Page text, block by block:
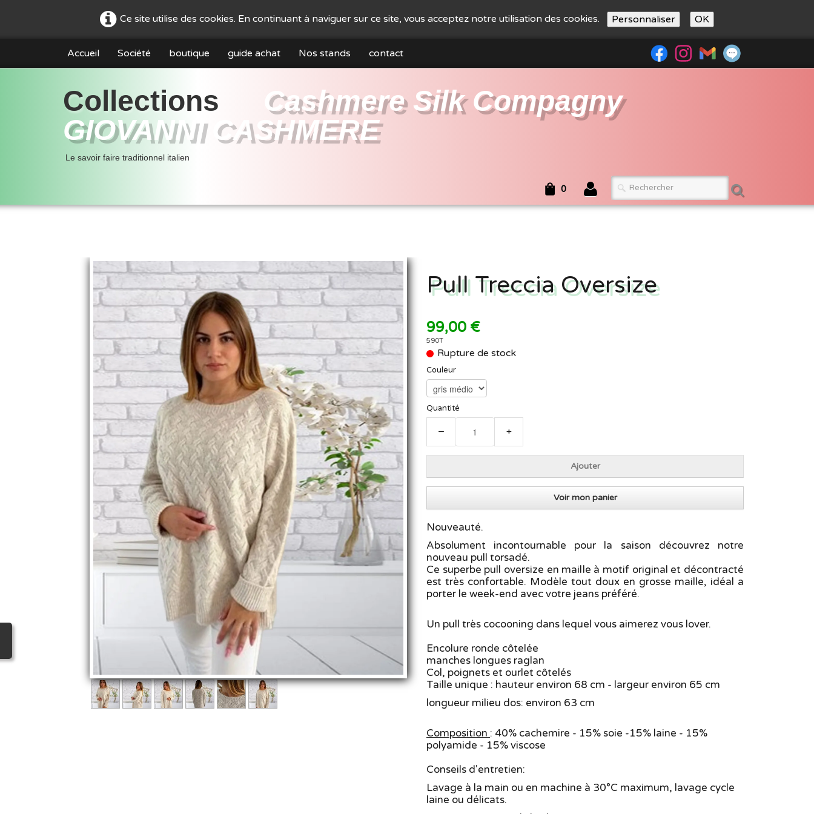
Ce site utilise des cookies. En continuant à naviguer sur ce site, vous acceptez notre utilisation des cookies. Personnaliser OK
Accueil Société boutique guide achat Nos stands contact
Collections
Cashmere Silk Compagny
GIOVANNI CASHMERE
Le savoir faire traditionnel italien
0
Pull Treccia Oversize
99,00 €
590T
Rupture de stock
Couleur
Quantité
− +
Ajouter
Voir mon panier
Nouveauté.
Absolument incontournable pour la saison découvrez notre
nouveau pull torsadé.
Ce superbe pull oversize en maille à motif original et décontracté
est très confortable. Modèle tout doux en grosse maille, idéal a
porter le week-end avec votre jeans préféré.
Un pull très cocooning dans lequel vous aimerez vous lover.
Encolure ronde côtelée
manches longues raglan
Col, poignets et ourlet côtelés
Taille unique : hauteur environ 68 cm - largeur environ 65 cm
longueur milieu dos: environ 63 cm
Composition : 40% cachemire - 15% soie -15% laine - 15%
polyamide - 15% viscose
Conseils d'entretien:
Lavage à la main ou en machine à 30°C maximum, lavage cycle
laine ou délicats.